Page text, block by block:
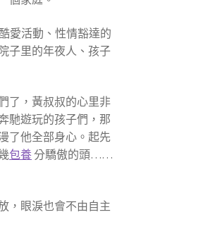
愛活動、性情豁達的
子里的年夜人、孩子
了，黃叔叔的心里非
馳遊玩的孩子們，那
了他全部身心。起先
包養分驕傲的頭……
，眼淚也會不由自主